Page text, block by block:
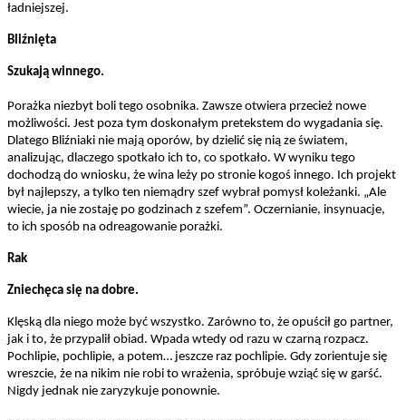
ładniejszej.
Bliźnięta
Szukają winnego.
Porażka niezbyt boli tego osobnika. Zawsze otwiera przecież nowe
możliwości. Jest poza tym doskonałym pretekstem do wygadania się.
Dlatego Bliźniaki nie mają oporów, by dzielić się nią ze światem,
analizując, dlaczego spotkało ich to, co spotkało. W wyniku tego
dochodzą do wniosku, że wina leży po stronie kogoś innego. Ich projekt
był najlepszy, a tylko ten niemądry szef wybrał pomysł koleżanki. „Ale
wiecie, ja nie zostaję po godzinach z szefem”. Oczernianie, insynuacje,
to ich sposób na odreagowanie porażki.
Rak
Zniechęca się na dobre.
Klęską dla niego może być wszystko. Zarówno to, że opuścił go partner,
jak i to, że przypalił obiad. Wpada wtedy od razu w czarną rozpacz.
Pochlipie, pochlipie, a potem… jeszcze raz pochlipie. Gdy zorientuje się
wreszcie, że na nikim nie robi to wrażenia, spróbuje wziąć się w garść.
Nigdy jednak nie zaryzykuje ponownie.